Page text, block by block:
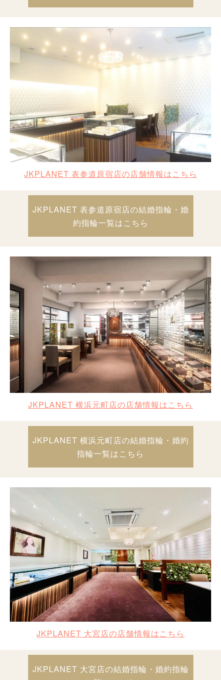
JKPLANET 表参道原宿店の店舗情報はこちら
JKPLANET 表参道原宿店の結婚指輪・婚
約指輪一覧はこちら
JKPLANET 横浜元町店の店舗情報はこちら
JKPLANET 横浜元町店の結婚指輪・婚約
指輪一覧はこちら
JKPLANET 大宮店の店舗情報はこちら
JKPLANET 大宮店の結婚指輪・婚約指輪